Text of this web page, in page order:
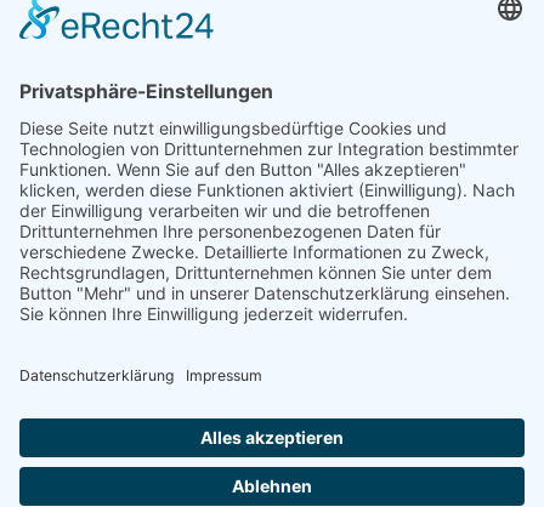
040 / 21 04 04 04-04
glinde@topf-online.de
Öffnungszeiten und mehr
Desktop-Version